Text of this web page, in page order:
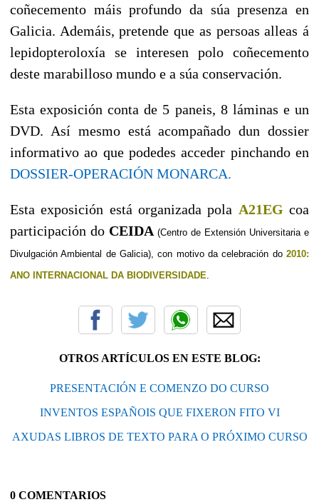
coñecemento máis profundo da súa presenza en
Galicia. Ademáis, pretende que as persoas alleas á
lepidopteroloxía se interesen polo coñecemento
deste marabilloso mundo e a súa conservación.
Esta exposición conta de 5 paneis, 8 láminas e un
DVD. Así mesmo está acompañado dun dossier
informativo ao que podedes acceder pinchando en
DOSSIER-OPERACIÓN MONARCA.
Esta exposición está organizada pola A21EG coa
participación do CEIDA (Centro de Extensión Universitaria e
Divulgación Ambiental de Galicia), con motivo da celebración do 2010:
ANO INTERNACIONAL DA BIODIVERSIDADE
OTROS ARTÍCULOS EN ESTE BLOG:
PRESENTACIÓN E COMENZO DO CURSO
INVENTOS ESPAÑOIS QUE FIXERON FITO VI
AXUDAS LIBROS DE TEXTO PARA O PRÓXIMO CURSO
0 COMENTARIOS